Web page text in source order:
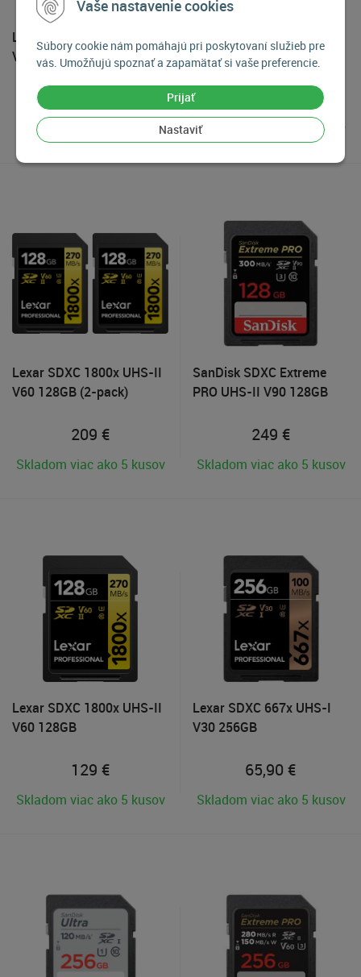
Vaše nastavenie cookies
Súbory cookie nám pomáhajú pri poskytovaní služieb pre
vás. Umožňujú spoznať a zapamätať si vaše preferencie.
Prijať
Nastaviť
Lexar SDXC 1800x UHS-II
V60 256GB
Skladom viac ako 5 kusov
Lexar SDXC 1667x UHS-II
V60 64GB
Skladom viac ako 5 kusov
Lexar SDXC 1800x UHS-II
V60 128GB (2-pack)
209 €
Skladom viac ako 5 kusov
SanDisk SDXC Extreme
PRO UHS-II V90 128GB
249 €
Skladom viac ako 5 kusov
Lexar SDXC 1800x UHS-II
V60 128GB
129 €
Skladom viac ako 5 kusov
Lexar SDXC 667x UHS-I
V30 256GB
65,90 €
Skladom viac ako 5 kusov